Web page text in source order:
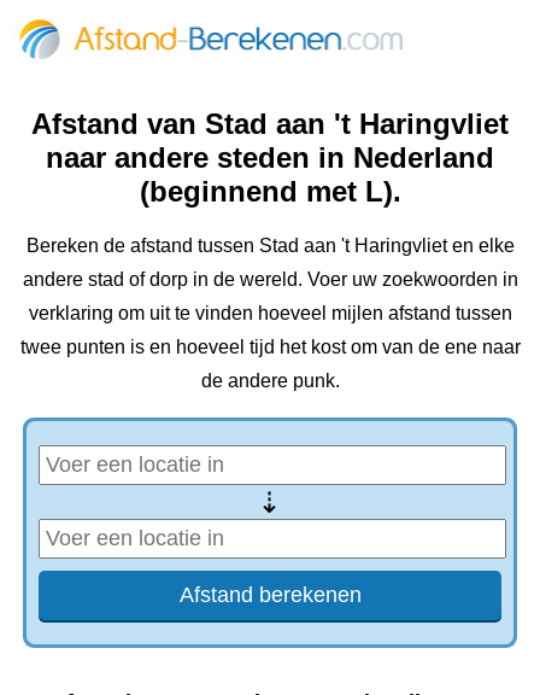
Afstand van Stad aan 't Haringvliet
naar andere steden in Nederland
(beginnend met L).
Bereken de afstand tussen Stad aan 't Haringvliet en elke
andere stad of dorp in de wereld. Voer uw zoekwoorden in
verklaring om uit te vinden hoeveel mijlen afstand tussen
twee punten is en hoeveel tijd het kost om van de ene naar
de andere punk.
⇢